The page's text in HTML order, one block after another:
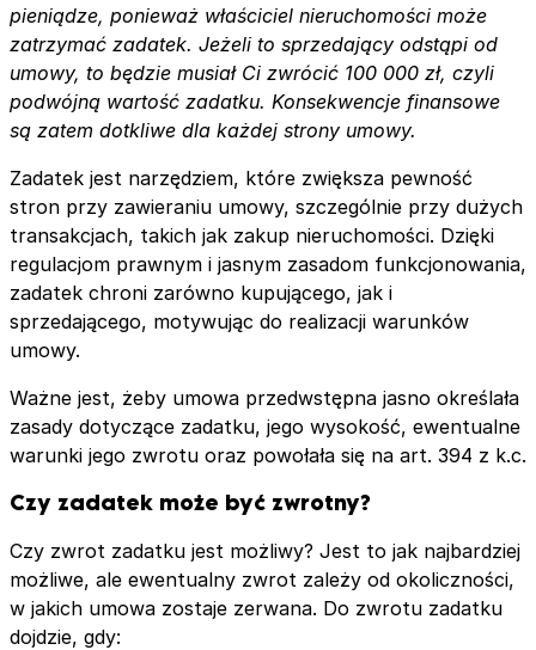
pieniądze, ponieważ właściciel nieruchomości może
zatrzymać zadatek. Jeżeli to sprzedający odstąpi od
umowy, to będzie musiał Ci zwrócić 100 000 zł, czyli
podwójną wartość zadatku. Konsekwencje finansowe
są zatem dotkliwe dla każdej strony umowy.
Zadatek jest narzędziem, które zwiększa pewność
stron przy zawieraniu umowy, szczególnie przy dużych
transakcjach, takich jak zakup nieruchomości. Dzięki
regulacjom prawnym i jasnym zasadom funkcjonowania,
zadatek chroni zarówno kupującego, jak i
sprzedającego, motywując do realizacji warunków
umowy.
Ważne jest, żeby umowa przedwstępna jasno określała
zasady dotyczące zadatku, jego wysokość, ewentualne
warunki jego zwrotu oraz powołała się na art. 394 z k.c.
Czy zadatek może być zwrotny?
Czy zwrot zadatku jest możliwy? Jest to jak najbardziej
możliwe, ale ewentualny zwrot zależy od okoliczności,
w jakich umowa zostaje zerwana. Do zwrotu zadatku
dojdzie, gdy: